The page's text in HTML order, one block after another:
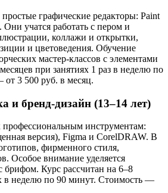
графические редакторы: Paint
учатся работать с пером и
коллажи и открытки,
и цветоведения. Обучение
мастер-классов с элементами
при занятиях 1 раз в неделю по
3 500 руб. в месяц.
и бренд-дизайн (13–14 лет)
профессиональным инструментам:
версия), Figma и CorelDRAW. В
фирменного стиля,
Особое внимание уделяется
брифом. Курс рассчитан на 6–8
в неделю по 90 минут. Стоимость —